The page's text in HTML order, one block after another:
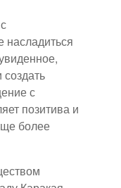
насладиться
с
позитива и
более